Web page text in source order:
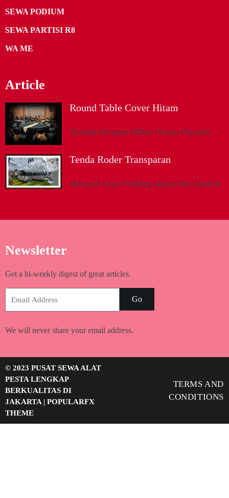
SEWA PODIUM
SEWA PARTISI R8
WA ME
Article
Round Table Cover Hitam
Tersedia Beragam Pilihan Ukuran Diameter
Tenda Roder Transparan
Melayani Acara Wedding Indoor Dan Outdoor
Newsletter
Get a bi-weekly digest of great articles.
Go
We will never share your email address.
© 2023 PUSAT SEWA ALAT
PESTA LENGKAP
BERKUALITAS DI
JAKARTA | POPULARFX
THEME
TERMS AND
CONDITIONS